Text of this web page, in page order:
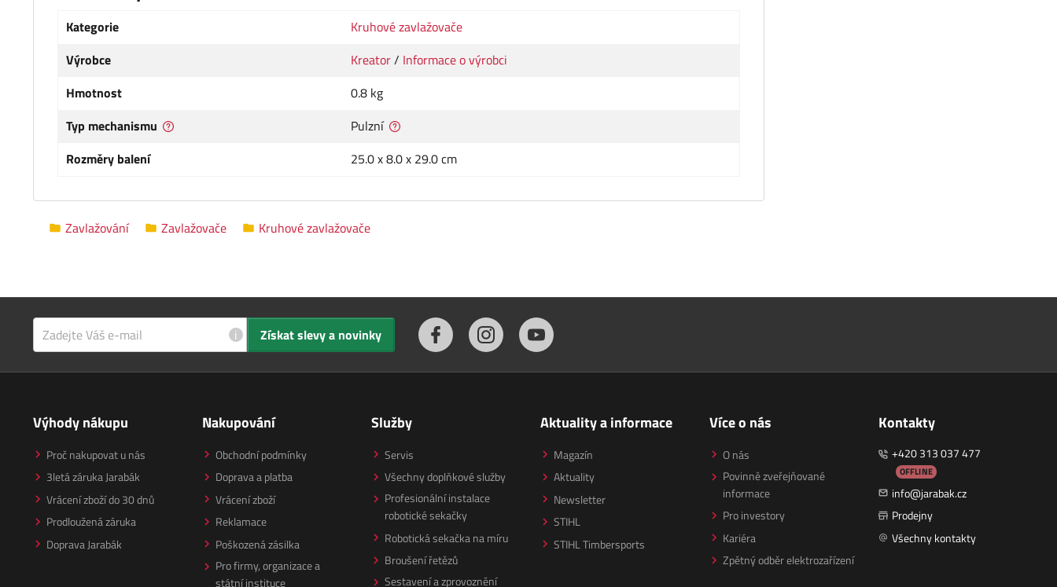
Kategorie
Kruhové zavlažovače
Výrobce
Kreator/ Informace o výrobci
Hmotnost
0.8 kg
Typ mechanismu
Pulzní
Rozměry balení
25.0 x 8.0 x 29.0 cm
Zavlažování Zavlažovače Kruhové zavlažovače
i Získat slevy a novinky
Výhody nákupu
Proč nakupovat u nás
3letá záruka Jarabák
Vrácení zboží do 30 dnů
Prodloužená záruka
Doprava Jarabák
Nakupování
Obchodní podmínky
Doprava a platba
Vrácení zboží
Reklamace
Poškozená zásilka
Pro firmy, organizace a
státní instituce
Služby
Servis
Všechny doplňkové služby
Profesionální instalace
robotické sekačky
Robotická sekačka na míru
Broušení řetězů
Sestavení a zprovoznění
Aktuality a informace
Magazín
Aktuality
Newsletter
STIHL
STIHL Timbersports
Více o nás
O nás
Povinně zveřejňované
informace
Pro investory
Kariéra
Zpětný odběr elektrozařízení
Kontakty
+420 313 037 477
OFFLINE
info@jarabak.cz
Prodejny
Všechny kontakty